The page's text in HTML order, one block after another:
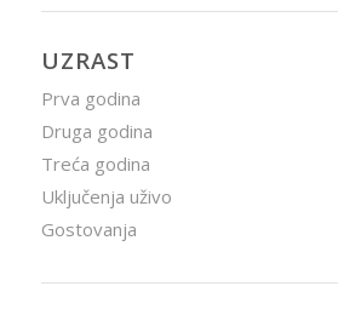
UZRAST
Prva godina
Druga godina
Treća godina
Uključenja uživo
Gostovanja